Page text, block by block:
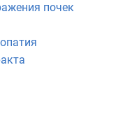
почек